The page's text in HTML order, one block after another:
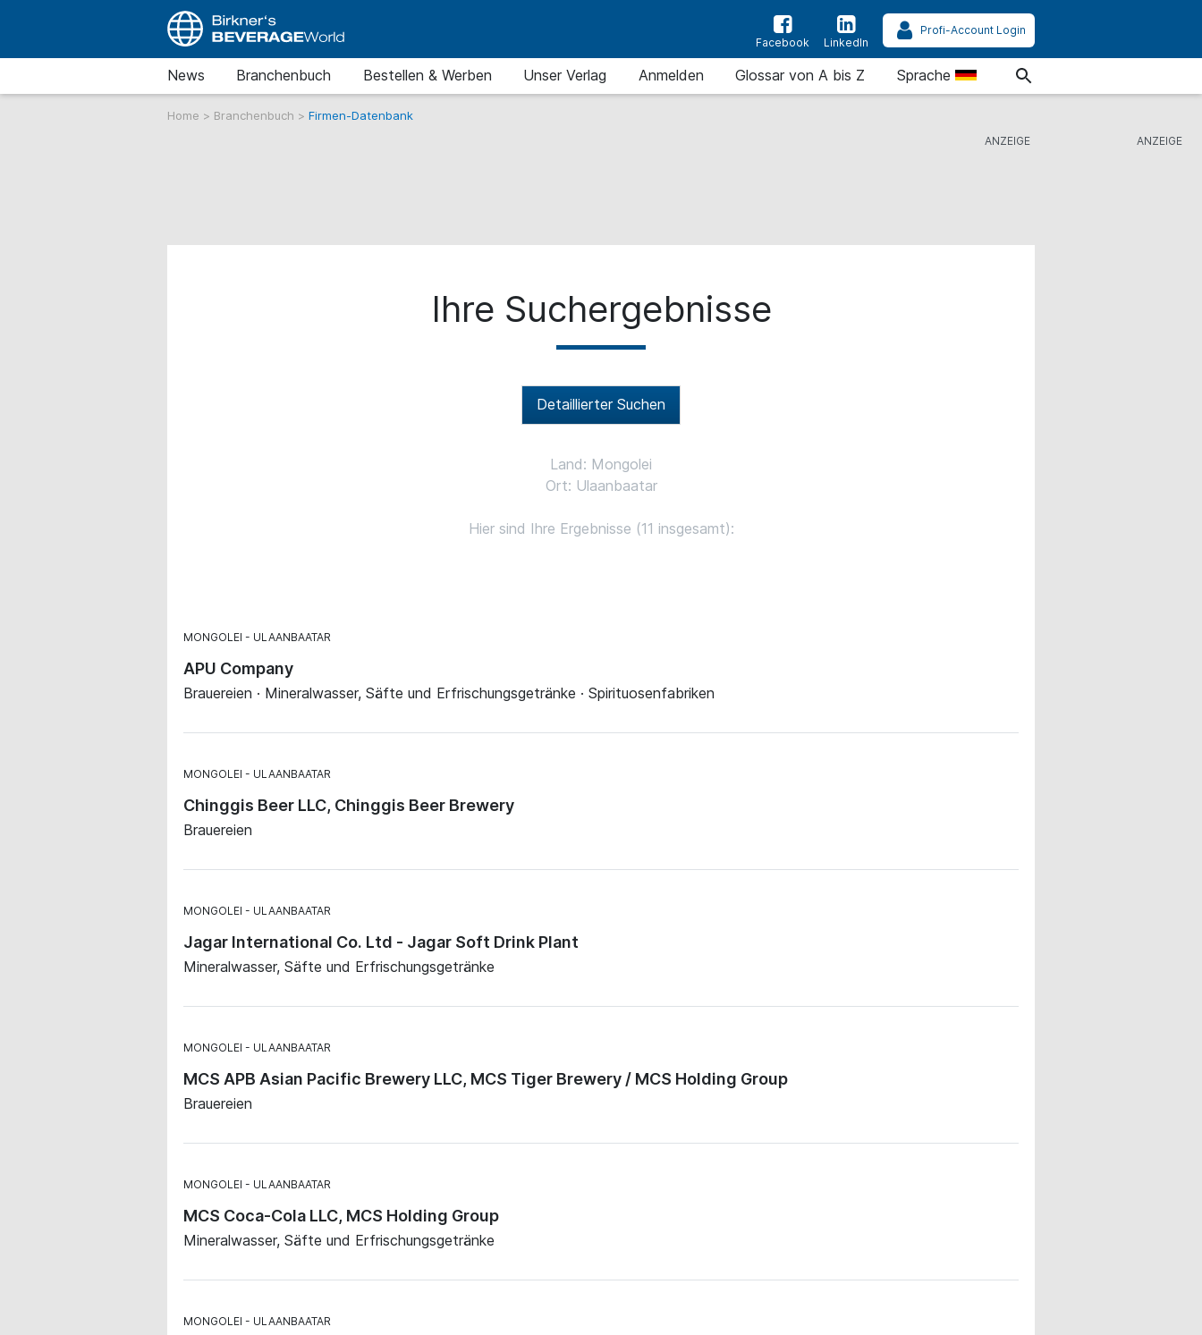
Facebook LinkedIn
Profi-Account Login
News Branchenbuch Bestellen & Werben Unser Verlag Anmelden Glossar von A bis Z Sprache
Home > Branchenbuch > Firmen-Datenbank
Ihre Suchergebnisse
Detaillierter Suchen
Land: Mongolei
Ort: Ulaanbaatar
Hier sind Ihre Ergebnisse (11 insgesamt):
MONGOLEI ULAANBAATAR
APU Company
Brauereien · Mineralwasser, Säfte und Erfrischungsgetränke · Spirituosenfabriken
MONGOLEI ULAANBAATAR
Chinggis Beer LLC, Chinggis Beer Brewery
Brauereien
MONGOLEI ULAANBAATAR
Jagar International Co. Ltd - Jagar Soft Drink Plant
Mineralwasser, Säfte und Erfrischungsgetränke
MONGOLEI ULAANBAATAR
MCS APB Asian Pacific Brewery LLC, MCS Tiger Brewery / MCS Holding Group
Brauereien
MONGOLEI ULAANBAATAR
MCS Coca-Cola LLC, MCS Holding Group
Mineralwasser, Säfte und Erfrischungsgetränke
MONGOLEI ULAANBAATAR